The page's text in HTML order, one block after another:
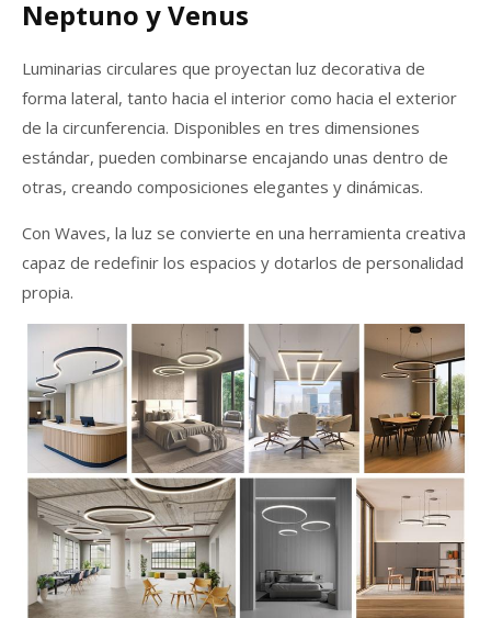
Neptuno y Venus
Luminarias circulares que proyectan luz decorativa de
forma lateral, tanto hacia el interior como hacia el exterior
de la circunferencia. Disponibles en tres dimensiones
estándar, pueden combinarse encajando unas dentro de
otras, creando composiciones elegantes y dinámicas.
Con Waves, la luz se convierte en una herramienta creativa
capaz de redefinir los espacios y dotarlos de personalidad
propia.